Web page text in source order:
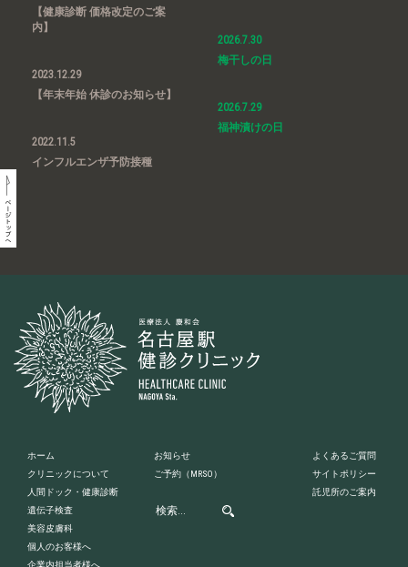
【健康診断 価格改定のご案
内】
2023.12.29
【年末年始 休診のお知らせ】
2022.11.5
インフルエンザ予防接種
2026.7.30
梅干しの日
2026.7.29
福神漬けの日
ホーム
クリニックについて
人間ドック・健康診断
遺伝子検査
美容皮膚科
個人のお客様へ
企業内担当者様へ
お知らせ
ご予約 （MRSO）
よくあるご質問
サイトポリシー
託児所のご案内